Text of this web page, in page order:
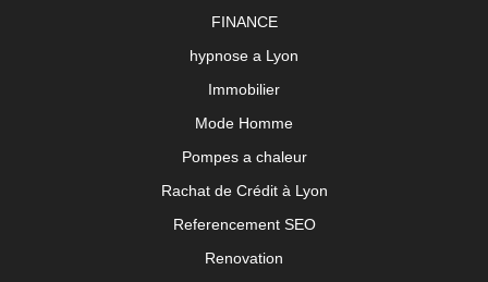
FINANCE
hypnose a Lyon
Immobilier
Mode Homme
Pompes a chaleur
Rachat de Crédit à Lyon
Referencement SEO
Renovation